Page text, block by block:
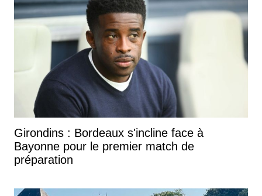
Girondins : Bordeaux s'incline face à
Bayonne pour le premier match de
préparation